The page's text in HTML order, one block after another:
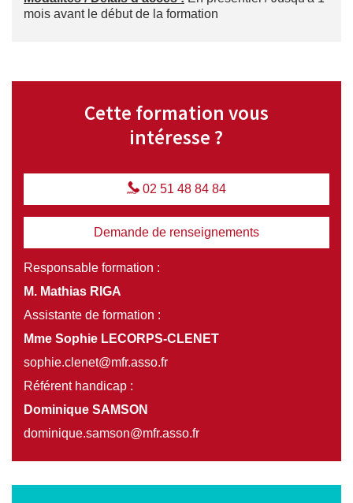
mois avant le début de la formation
Cette formation vous
intéresse ?
02 51 48 84 84
Demande de renseignements
Responsable formation :
M. Mathias RIGA
Assistante de formation :
Mme Sophie LECORPS-CLENET
sophie.clenet@mfr.asso.fr
Référent handicap :
Dominique SAMSON
dominique.samson@mfr.asso.fr